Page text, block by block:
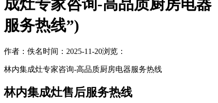
成灶专家咨询-高品质厨房电器
服务热线”)
作者：佚名时间：2025-11-20浏览：
林内集成灶专家咨询-高品质厨房电器服务热线
林内集成灶售后服务热线